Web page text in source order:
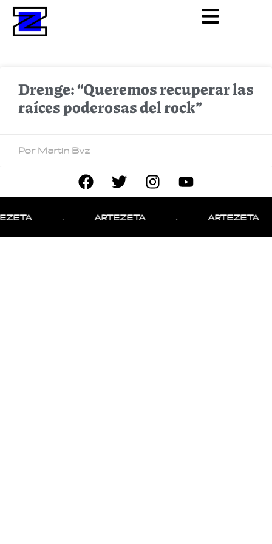
Drenge: “Queremos recuperar las
raíces poderosas del rock”
Por Martin Bvz
ARTEZETA ARTEZETA